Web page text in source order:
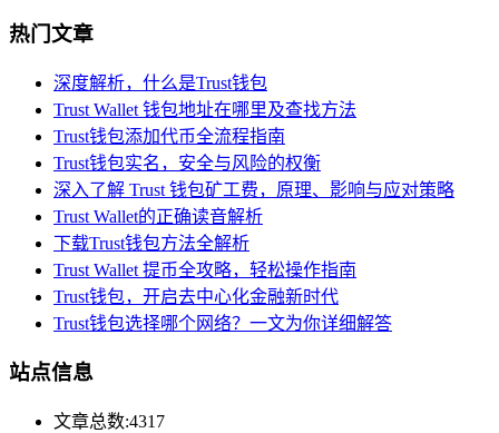
热门文章
深度解析，什么是Trust钱包
Trust Wallet 钱包地址在哪里及查找方法
Trust钱包添加代币全流程指南
Trust钱包实名，安全与风险的权衡
深入了解 Trust 钱包矿工费，原理、影响与应对策略
Trust Wallet的正确读音解析
下载Trust钱包方法全解析
Trust Wallet 提币全攻略，轻松操作指南
Trust钱包，开启去中心化金融新时代
Trust钱包选择哪个网络？一文为你详细解答
站点信息
文章总数:4317